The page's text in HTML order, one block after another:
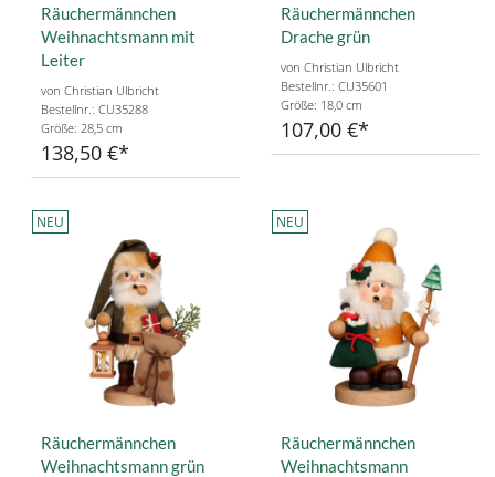
Räuchermännchen
Weihnachtsmann mit
Leiter
von Christian Ulbricht
Bestellnr.: CU35288
Größe: 28,5 cm
138,50 €
Räuchermännchen
Drache grün
von Christian Ulbricht
Bestellnr.: CU35601
Größe: 18,0 cm
107,00 €
NEU
Räuchermännchen
Weihnachtsmann grün
NEU
Räuchermännchen
Weihnachtsmann